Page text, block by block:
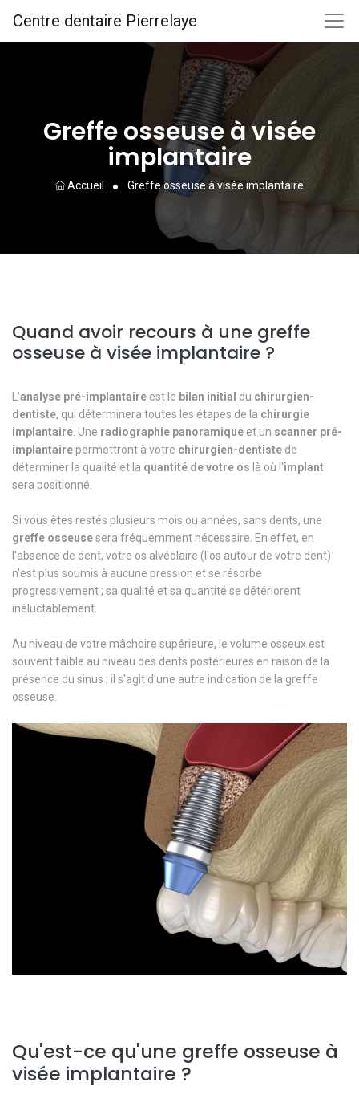
Centre dentaire Pierrelaye
Greffe osseuse à visée
implantaire
Accueil Greffe osseuse à visée implantaire
Quand avoir recours à une greffe
osseuse à visée implantaire ?
L'analyse pré-implantaire est le bilan initial du chirurgien-
dentiste, qui déterminera toutes les étapes de la chirurgie
implantaire . Une radiographie panoramique et un scanner pré-
implantairepermettront à votre chirurgien-dentiste de
déterminer la qualité et la quantité de votre os là où l'implant
sera positionné.
Si vous êtes restés plusieurs mois ou années, sans dents, une
greffe osseusesera fréquemment nécessaire. En effet, en
l'absence de dent, votre os alvéolaire (l'os autour de votre dent)
n'est plus soumis à aucune pression et se résorbe
progressivement ; sa qualité et sa quantité se détériorent
inéluctablement.
Au niveau de votre mâchoire supérieure, le volume osseux est
souvent faible au niveau des dents postérieures en raison de la
présence du sinus ; il s'agit d'une autre indication de la greffe
osseuse.
Qu'est-ce qu'une greffe osseuse à
visée implantaire ?